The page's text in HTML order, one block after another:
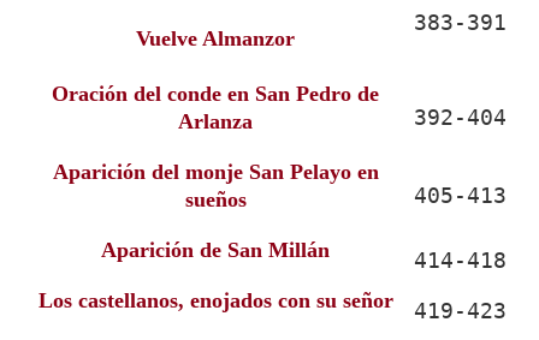
Vuelve Almanzor
383-391
Oración del conde en San Pedro de
Arlanza
392-404
Aparición del monje San Pelayo en
sueños
405-413
Aparición de San Millán 414-418
Los castellanos, enojados con su señor 419-423